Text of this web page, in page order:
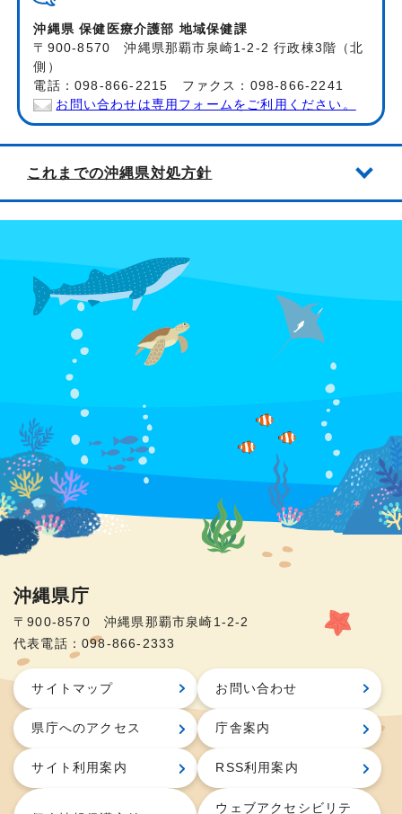
沖縄県 保健医療介護部 地域保健課
〒900-8570 沖縄県那覇市泉崎1-2-2 行政棟3階（北
側）
電話：098-866-2215 ファクス：098-866-2241
お問い合わせは専用フォームをご利用ください。
これまでの沖縄県対処方針
沖縄県庁
〒900-8570 沖縄県那覇市泉崎1-2-2
代表電話：098-866-2333
サイトマップ お問い合わせ
県庁へのアクセス 庁舎案内
サイト利用案内 RSS利用案内
ウェブアクセシビリテ